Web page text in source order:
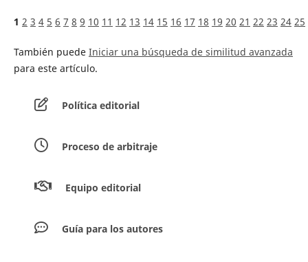
1 2 3 4 5 6 7 8 9 10 11 12 13 14 15 16 17 18 19 20 21 22 23 24 25
También puede Iniciar una búsqueda de similitud avanzada
para este artículo.
Política editorial
Proceso de arbitraje
Equipo editorial
Guía para los autores